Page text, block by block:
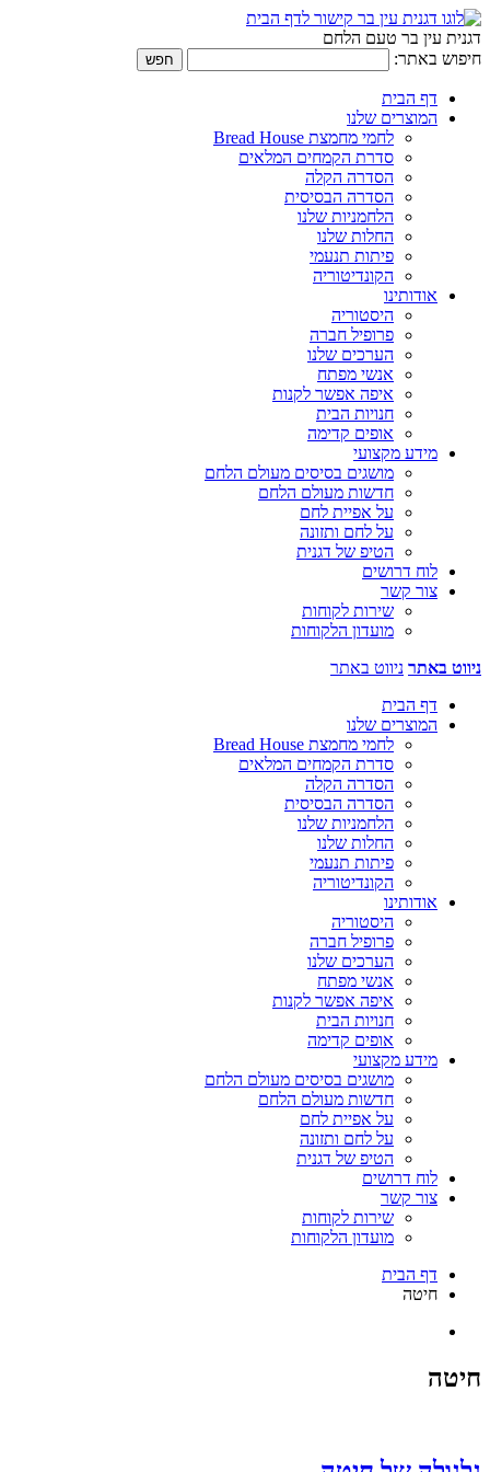
דגנית עין בר טעם הלחם
חיפוש באתר:
דף הבית
המוצרים שלנו
לחמי מחמצת Bread House
סדרת הקמחים המלאים
הסדרה הקלה
הסדרה הבסיסית
הלחמניות שלנו
החלות שלנו
פיתות תנעמי
הקונדיטוריה
אודותינו
היסטוריה
פרופיל חברה
הערכים שלנו
אנשי מפתח
איפה אפשר לקנות
חנויות הבית
אופים קדימה
מידע מקצועי
מושגים בסיסים מעולם הלחם
חדשות מעולם הלחם
על אפיית לחם
על לחם ותזונה
הטיפ של דגנית
לוח דרושים
צור קשר
שירות לקוחות
מועדון הלקוחות
ניווט באתר ניווט באתר
דף הבית
המוצרים שלנו
לחמי מחמצת Bread House
סדרת הקמחים המלאים
הסדרה הקלה
הסדרה הבסיסית
הלחמניות שלנו
החלות שלנו
פיתות תנעמי
הקונדיטוריה
אודותינו
היסטוריה
פרופיל חברה
הערכים שלנו
אנשי מפתח
איפה אפשר לקנות
חנויות הבית
אופים קדימה
מידע מקצועי
מושגים בסיסים מעולם הלחם
חדשות מעולם הלחם
על אפיית לחם
על לחם ותזונה
הטיפ של דגנית
לוח דרושים
צור קשר
שירות לקוחות
מועדון הלקוחות
דף הבית
חיטה
חיטה